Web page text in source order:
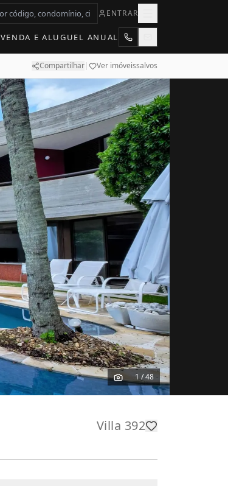
ENTRAR
VENDA E ALUGUEL ANUAL
Compartilhar| Ver imóveissalvos
1/48
Villa 392